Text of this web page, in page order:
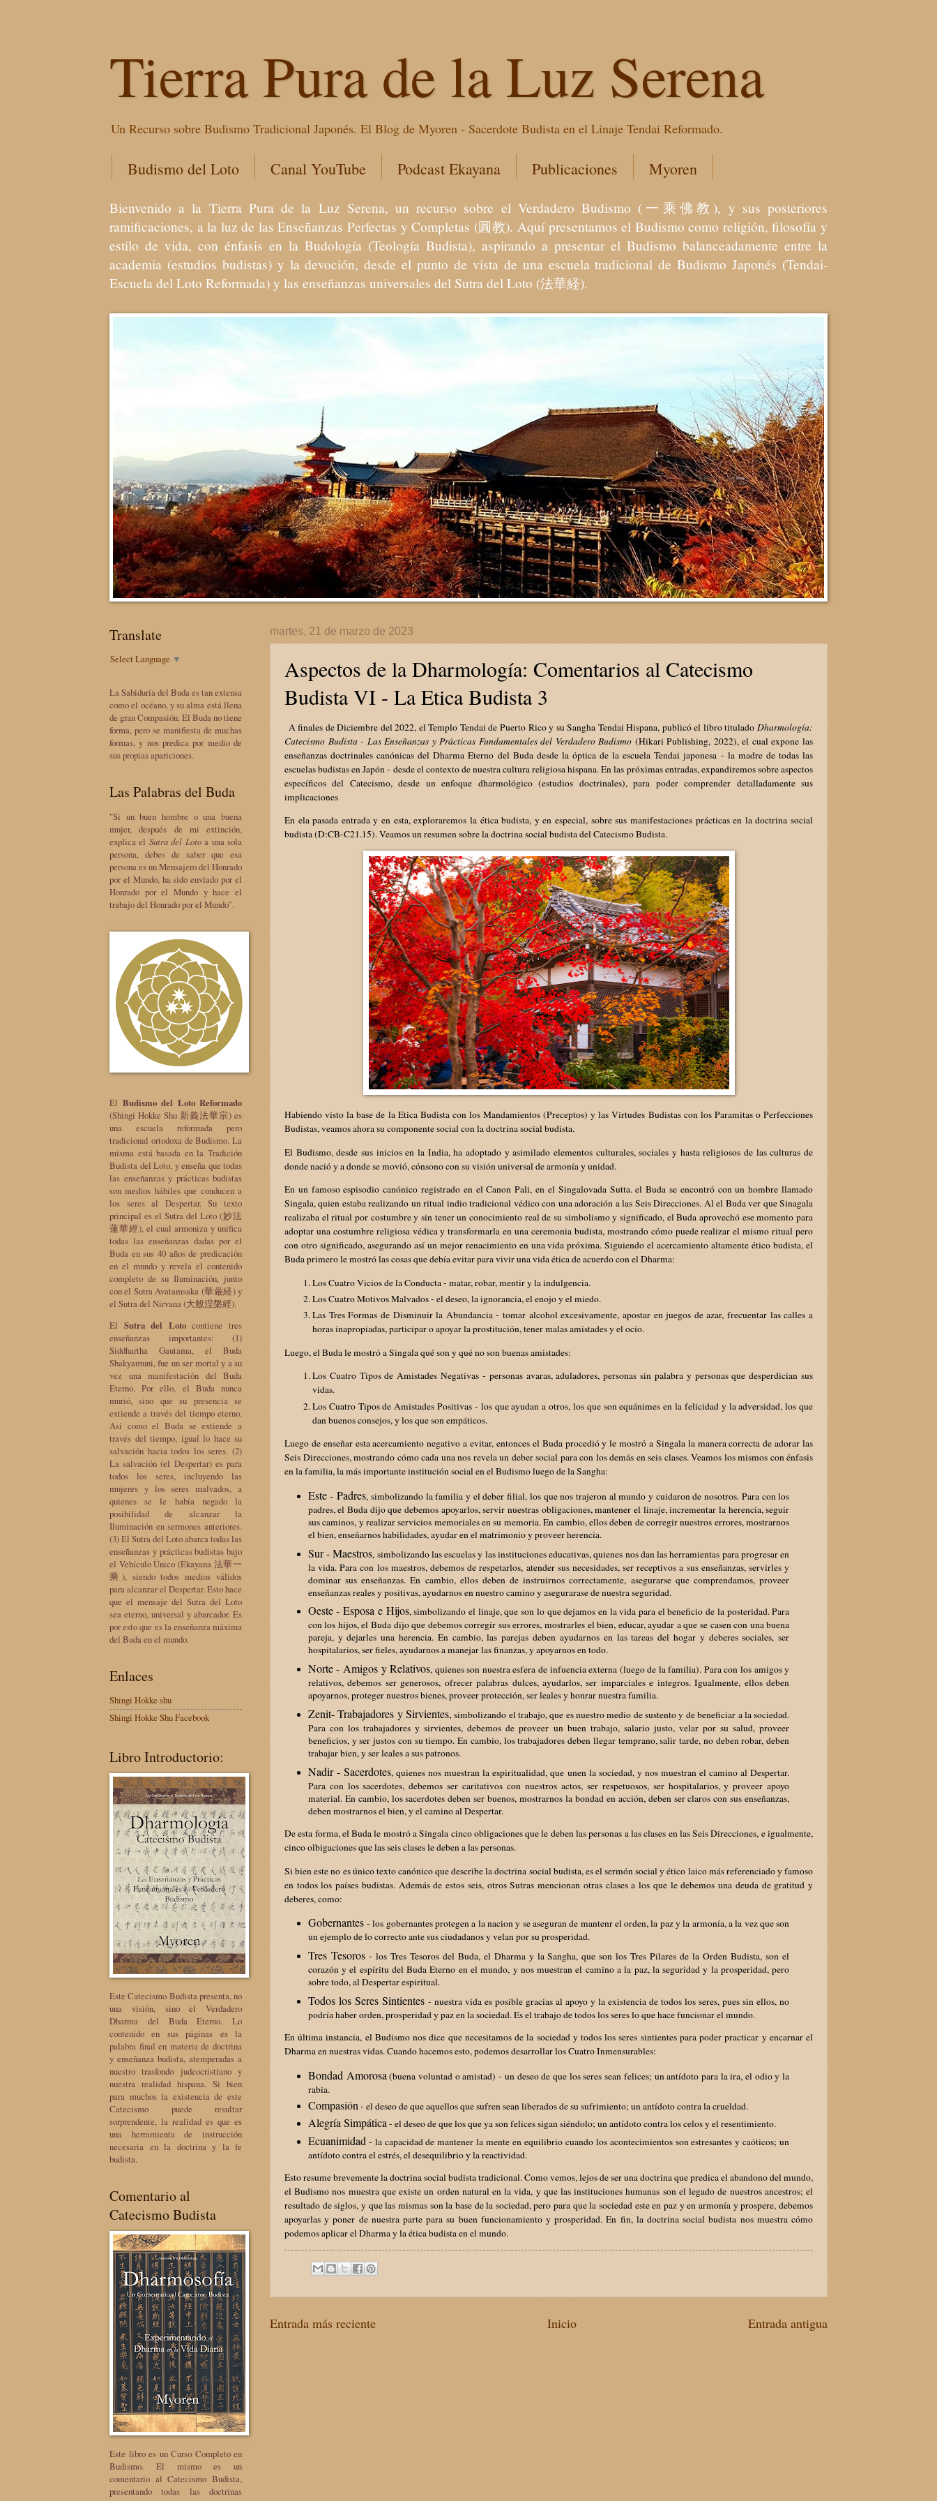
Tierra Pura de la Luz Serena
Un Recurso sobre Budismo Tradicional Japonés. El Blog de Myoren - Sacerdote Budista en el Linaje Tendai Reformado.
Budismo del Loto Canal YouTube Podcast Ekayana Publicaciones Myoren
Bienvenido a la Tierra Pura de la Luz Serena, un recurso sobre el Verdadero Budismo (一乘佛教), y sus posteriores
ramificaciones, a la luz de las Enseñanzas Perfectas y Completas (圓教). Aquí presentamos el Budismo como religión, filosofía y
estilo de vida, con énfasis en la Budología (Teología Budista), aspirando a presentar el Budismo balanceadamente entre la
academia (estudios budistas) y la devoción, desde el punto de vista de una escuela tradicional de Budismo Japonés (Tendai-
Escuela del Loto Reformada) y las enseñanzas universales del Sutra del Loto (法華経).
martes, 21 de marzo de 2023
Aspectos de la Dharmología: Comentarios al Catecismo
Budista VI - La Etica Budista 3
A finales de Diciembre del 2022, el Templo Tendai de Puerto Rico y su Sangha Tendai Hispana, publicó el libro titulado Dharmología:
Catecismo Budista - Las Enseñanzas y Prácticas Fundamentales del Verdadero Budismo (Hikari Publishing, 2022), el cual expone las
enseñanzas doctrinales canónicas del Dharma Eterno del Buda desde la óptica de la escuela Tendai japonesa - la madre de todas las
escuelas budistas en Japón - desde el contexto de nuestra cultura religiosa hispana. En las próximas entradas, expandiremos sobre aspectos
específicos del Catecismo, desde un enfoque dharmológico (estudios doctrinales), para poder comprender detalladamente sus
implicaciones
En ela pasada entrada y en esta, exploraremos la ética budista, y en especial, sobre sus manifestaciones prácticas en la doctrina social
budista (D:CB-C21.15). Veamos un resumen sobre la doctrina social budista del Catecismo Budista.
Habiendo visto la base de la Etica Budista con los Mandamientos (Preceptos) y las Virtudes Budistas con los Paramitas o Perfecciones
Budistas, veamos ahora su componente social con la doctrina social budista.
El Budismo, desde sus inicios en la India, ha adoptado y asimilado elementos culturales, sociales y hasta religiosos de las culturas de
donde nació y a donde se movió, cónsono con su visión universal de armonía y unidad.
En un famoso espisodio canónico registrado en el Canon Pali, en el Singalovada Sutta. el Buda se encontró con un hombre llamado
Singala, quien estaba realizando un ritual indio tradicional védico con una adoración a las Seis Direcciones. Al el Buda ver que Sinagala
realizaba el ritual por costumbre y sin tener un conocimiento real de su simbolismo y significado, el Buda aprovechó ese momento para
adoptar una costumbre religiosa védica y transformarla en una ceremonia budista, mostrando cómo puede realizar el mismo ritual pero
con otro significado, asegurando así un mejor renacimiento en una vida próxima. Siguiendo el acercamiento altamente ético budista, el
Buda primero le mostró las cosas que debía evitar para vivir una vida ética de acuerdo con el Dharma:
Los Cuatro Vicios de la Conducta - matar, robar, mentir y la indulgencia.
Los Cuatro Motivos Malvados - el deseo, la ignorancia, el enojo y el miedo.
Las Tres Formas de Disminuir la Abundancia - tomar alcohol excesivamente, apostar en juegos de azar, frecuentar las calles a
horas inapropiadas, participar o apoyar la prostitución, tener malas amistades y el ocio.
Luego, el Buda le mostró a Singala qué son y qué no son buenas amistades:
Los Cuatro Tipos de Amistades Negativas - personas avaras, aduladores, personas sin palabra y personas que desperdician sus
vidas.
Los Cuatro Tipos de Amistades Positivas - los que ayudan a otros, los que son equánimes en la felicidad y la adversidad, los que
dan buenos consejos, y los que son empáticos.
Luego de enseñar esta acercamiento negativo a evitar, entonces el Buda procedió y le mostró a Singala la manera correcta de adorar las
Seis Direcciones, mostrando cómo cada una nos revela un deber social para con los demás en seis clases. Veamos los mismos con énfasis
en la familia, la más importante institución social en el Budismo luego de la Sangha:
Este - Padres, simbolizando la familia y el deber filial, los que nos trajeron al mundo y cuidaron de nosotros. Para con los
padres, el Buda dijo que debemos apoyarlos, servir nuestras obligaciones, mantener el linaje, incrementar la herencia, seguir
sus caminos, y realizar servicios memoriales en su memoria. En cambio, ellos deben de corregir nuestros errores, mostrarnos
el bien, enseñarnos habilidades, ayudar en el matrimonio y proveer herencia.
Sur - Maestros, simbolizando las escuelas y las instituciones educativas, quienes nos dan las herramientas para progresar en
la vida. Para con los maestros, debemos de respetarlos, atender sus necesidades, ser receptivos a sus enseñanzas, servirles y
dominar sus enseñanzas. En cambio, ellos deben de instruirnos correctamente, asegurarse que comprendamos, proveer
enseñanzas reales y positivas, ayudarnos en nuestro camino y asegurarase de nuestra seguridad.
Oeste - Esposa e Hijos, simbolizando el linaje, que son lo que dejamos en la vida para el beneficio de la posteridad. Para
con los hijos, el Buda dijo que debemos corregir sus errores, mostrarles el bien, educar, ayudar a que se casen con una buena
pareja, y dejarles una herencia. En cambio, las parejas deben ayudarnos en las tareas del hogar y deberes sociales, ser
hospitalarios, ser fieles, ayudarnos a manejar las finanzas, y apoyarnos en todo.
Norte - Amigos y Relativos, quienes son nuestra esfera de infuencia externa (luego de la familia). Para con los amigos y
relativos, debemos ser generosos, ofrecer palabras dulces, ayudarlos, ser imparciales e integros. Igualmente, ellos deben
apoyarnos, proteger nuestros bienes, proveer protección, ser leales y honrar nuestra familia.
Zenit- Trabajadores y Sirvientes, simbolizando el trabajo, que es nuestro medio de sustento y de beneficiar a la sociedad.
Para con los trabajadores y sirvientes, debemos de proveer un buen trabajo, salario justo, velar por su salud, proveer
beneficios, y ser justos con su tiempo. En cambio, los trabajadores deben llegar temprano, salir tarde, no deben robar, deben
trabajar bien, y ser leales a sus patronos.
Nadir - Sacerdotes, quienes nos muestran la espiritualidad, que unen la sociedad, y nos muestran el camino al Despertar.
Para con los sacerdotes, debemos ser caritativos con nuestros actos, ser respetuosos, ser hospitalarios, y proveer apoyo
material. En cambio, los sacerdotes deben ser buenos, mostrarnos la bondad en acción, deben ser claros con sus enseñanzas,
deben mostrarnos el bien, y el camino al Despertar.
De esta forma, el Buda le mostró a Singala cinco obligaciones que le deben las personas a las clases en las Seis Direcciones, e igualmente,
cinco olbigaciones que las seis clases le deben a las personas.
Si bien este no es único texto canónico que describe la doctrina social budista, es el sermón social y ético laico más referenciado y famoso
en todos los países budistas. Además de estos seis, otros Sutras mencionan otras clases a los que le debemos una deuda de gratitud y
deberes, como:
Gobernantes- los gobernantes protegen a la nacion y se aseguran de mantenr el orden, la paz y la armonía, a la vez que son
un ejemplo de lo correcto ante sus ciudadanos y velan por su prosperidad.
Tres Tesoros- los Tres Tesoros del Buda, el Dharma y la Sangha, que son los Tres Pilares de la Orden Budista, son el
corazón y el espíritu del Buda Eterno en el mundo, y nos muestran el camino a la paz, la seguridad y la prosperidad, pero
sobre todo, al Despertar espiritual.
Todos los Seres Sintientes - nuestra vida es posible gracias al apoyo y la existencia de todos los seres, pues sin ellos, no
podría haber orden, prosperidad y paz en la sociedad. Es el trabajo de todos los seres lo que hace funcionar el mundo.
En última instancia, el Budismo nos dice que necesitamos de la sociedad y todos los seres sintientes para poder practicar y encarnar el
Dharma en nuestras vidas. Cuando hacemos esto, podemos desarrollar los Cuatro Inmensurables:
Bondad Amorosa(buena voluntad o amistad) - un deseo de que los seres sean felices; un antídoto para la ira, el odio y la
rabia.
Compasión- el deseo de que aquellos que sufren sean liberados de su sufrimiento; un antídoto contra la crueldad.
Alegría Simpática- el deseo de que los que ya son felices sigan siéndolo; un antídoto contra los celos y el resentimiento.
Ecuanimidad- la capacidad de mantener la mente en equilibrio cuando los acontecimientos son estresantes y caóticos; un
antídoto contra el estrés, el desequilibrio y la reactividad.
Esto resume brevemente la doctrina social budista tradicional. Como vemos, lejos de ser una doctrina que predica el abandono del mundo,
el Budismo nos muestra que existe un orden natural en la vida, y que las instituciones humanas son el legado de nuestros ancestros; el
resultado de siglos, y que las mismas son la base de la sociedad, pero para que la sociedad este en paz y en armonía y prospere, debemos
apoyarlas y poner de nuestra parte para su buen funcionamiento y prosperidad. En fin, la doctrina social budista nos muestra cómo
podemos aplicar el Dharma y la ética budista en el mundo.
Entrada más reciente Entrada antigua
Inicio
Translate
Select Language ▼
La Sabiduría del Buda es tan extensa
como el océano, y su alma está llena
de gran Compasión. El Buda no tiene
forma, pero se manifiesta de muchas
formas, y nos predica por medio de
sus propias apariciones.
Las Palabras del Buda
"Si un buen hombre o una buena
mujer, después de mi extinción,
explica el Sutra del Lotoa una sola
persona, debes de saber que esa
persona es un Mensajero del Honrado
por el Mundo, ha sido enviado por el
Honrado por el Mundo y hace el
trabajo del Honrado por el Mundo".
El Budismo del Loto Reformado
(Shingi Hokke Shu 新義法華宗) es
una escuela reformada pero
tradicional ortodoxa de Budismo. La
misma está basada en la Tradición
Budista del Loto, y enseña que todas
las enseñanzas y prácticas budistas
son medios hábiles que conducen a
los seres al Despertar. Su texto
principal es el Sutra del Loto (妙法
蓮華經), el cual armoniza y unifica
todas las enseñanzas dadas por el
Buda en sus 40 años de predicación
en el mundo y revela el contenido
completo de su Iluminación, junto
con el Sutra Avatamsaka (華厳経) y
el Sutra del Nirvana (大般涅槃經).
El Sutra del Lotocontiene tres
enseñanzas importantes: (1)
Siddhartha Gautama, el Buda
Shakyamuni, fue un ser mortal y a su
vez una manifestación del Buda
Eterno. Por ello, el Buda nunca
murió, sino que su presencia se
extiende a través del tiempo eterno.
Así como el Buda se extiende a
través del tiempo, igual lo hace su
salvación hacia todos los seres. (2)
La salvación (el Despertar) es para
todos los seres, incluyendo las
mujeres y los seres malvados, a
quienes se le había negado la
posibilidad de alcanzar la
Iluminación en sermones anteriores.
(3) El Sutra del Loto abarca todas las
enseñanzas y prácticas budistas bajo
el Vehículo Único (Ekayana 法華一
乘), siendo todos medios válidos
para alcanzar el Despertar. Esto hace
que el mensaje del Sutra del Loto
sea eterno, universal y abarcador. Es
por esto que es la enseñanza máxima
del Buda en el mundo.
Enlaces
Shingi Hokke shu
Shingi Hokke Shu Facebook
Libro Introductorio:
Este Catecismo Budista presenta, no
una visión, sino el Verdadero
Dharma del Buda Eterno. Lo
contenido en sus páginas es la
palabra final en materia de doctrina
y enseñanza budista, atemperadas a
nuestro trasfondo judeocristiano y
nuestra realidad hispana. Si bien
para muchos la existencia de este
Catecismo puede resultar
sorprendente, la realidad es que es
una herramienta de instrucción
necesaria en la doctrina y la fe
budista.
Comentario al
Catecismo Budista
Este libro es un Curso Completo en
Budismo. El mismo es un
comentario al Catecismo Budista,
presentando todas las doctrinas